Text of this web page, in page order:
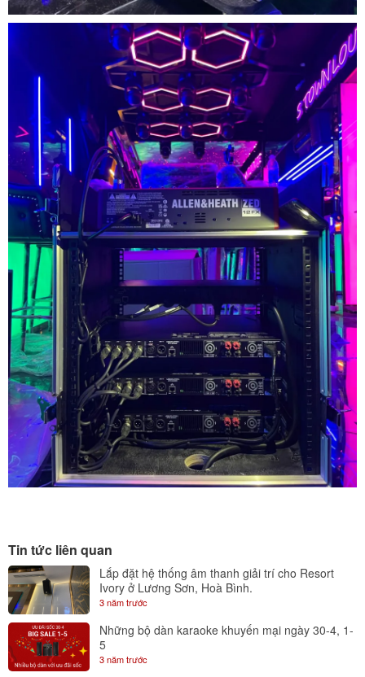
Tin tức liên quan
Lắp đặt hệ thống âm thanh giải trí cho Resort
Ivory ở Lương Sơn, Hoà Bình.
3 năm trước
Những bộ dàn karaoke khuyến mại ngày 30-4, 1-
5
3 năm trước